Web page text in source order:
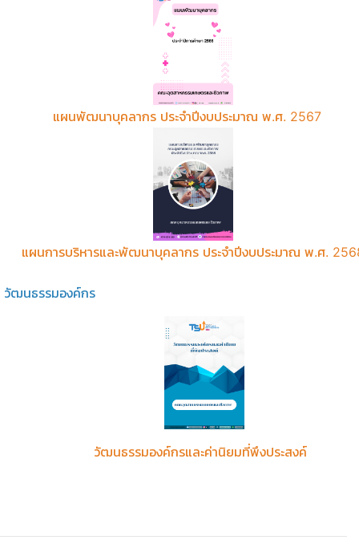
แผนพัฒนาบุคลากร ประจำปีงบประมาณ พ.ศ. 2567
แผนการบริหารและพัฒนาบุคลากร ประจำปีงบประมาณ พ.ศ.
วัฒนธรรมองค์กร
วัฒนธรรมองค์กรและค่านิยมที่พึงประสงค์